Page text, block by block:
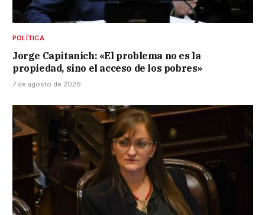
POLÍTICA
Jorge Capitanich: «El problema no es la
propiedad, sino el acceso de los pobres»
7 de agosto de 2026